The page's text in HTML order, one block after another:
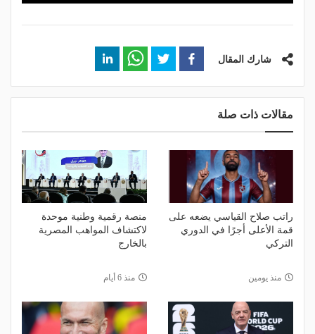
شارك المقال
مقالات ذات صلة
راتب صلاح القياسي يضعه على
قمة الأعلى أجرًا في الدوري
التركي
منذ يومين
منصة رقمية وطنية موحدة
لاكتشاف المواهب المصرية
بالخارج
منذ 6 أيام